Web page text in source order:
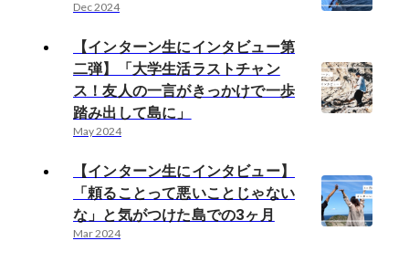
Dec 2024
【インターン生にインタビュー第
二弾】「大学生活ラストチャン
ス！友人の一言がきっかけで一歩
踏み出して島に」
May 2024
【インターン生にインタビュー】
「頼ることって悪いことじゃない
な」と気がつけた島での3ヶ月
Mar 2024